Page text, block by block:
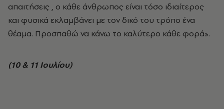
απαιτήσεις , ο κάθε άνθρωπος είναι τόσο ιδιαίτερος
και φυσικά εκλαμβάνει με τον δικό του τρόπο ένα
θέαμα. Προσπαθώ να κάνω το καλύτερο κάθε φορά».
(10 & 11 Ιουλίου)